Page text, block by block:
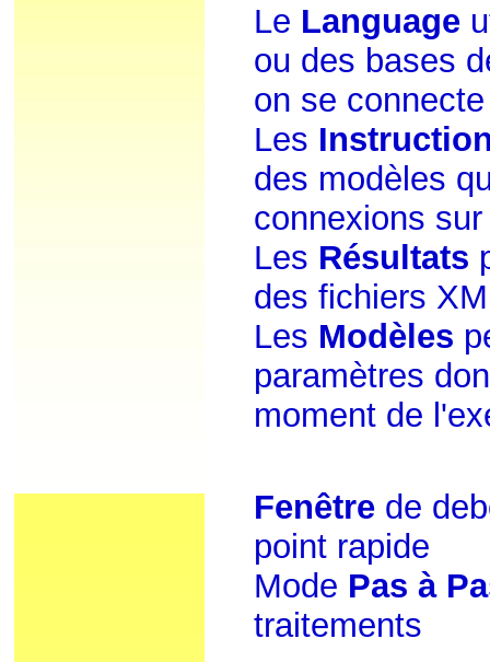
Le Language
ou des bases
on se connecte
Les
des modèles
connexions
Les Résultats
des fichiers
Les Modèles
paramètres
moment de
Fenêtre de
point rapide
Mode Pas à
traitements